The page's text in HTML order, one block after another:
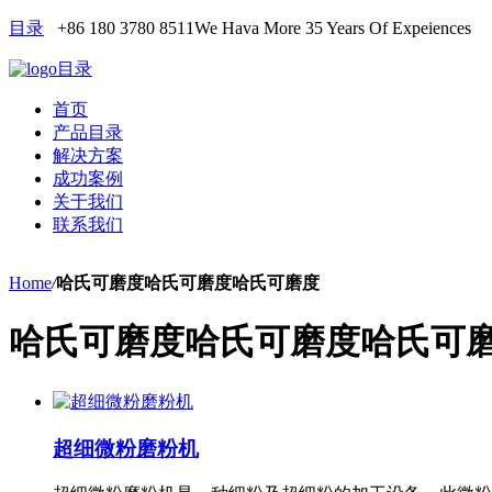
目录 +86 180 3780 8511We Hava More 35 Years Of Expeiences
目录
首页
产品目录
解决方案
成功案例
关于我们
联系我们
Home/哈氏可磨度哈氏可磨度哈氏可磨度
哈氏可磨度哈氏可磨度哈氏可
超细微粉磨粉机